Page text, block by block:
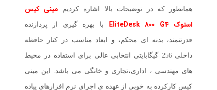
همانطور که در توضیحات بالا اشاره کردیم
مینی کیس
استوک EliteDesk 800 G4
با بهره گیری از پردازنده
قدرتنمند، بدنه ای محکم، و ابعاد مناسب در کنار حافظه
داخلی 256 گیگابایتی انتخابی عالی برای استفاده در محیط
های مهندسی ، اداری،تجاری و خانگی می باشد. این مینی
کیس کارکرده به خوبی از عهده ی اجرای نرم افزارهای پیاده